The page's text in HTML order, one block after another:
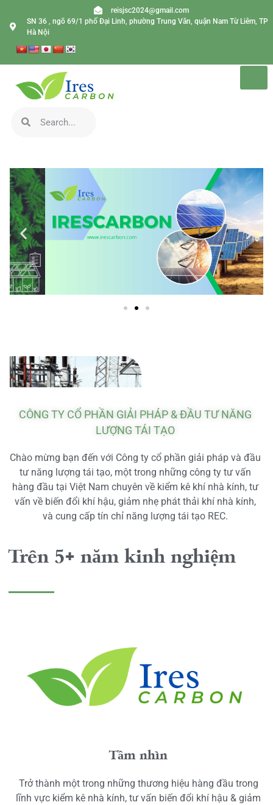
reisjsc2024@gmail.com
SN 36 , ngõ 69/1 phố Đại Linh, phường Trung Văn, quận Nam Từ Liêm, TP
Hà Nội
CÔNG TY CỔ PHẦN GIẢI PHÁP & ĐẦU TƯ NĂNG
LƯỢNG TÁI TẠO
Chào mừng bạn đến với Công ty cổ phần giải pháp và đầu
tư năng lượng tái tạo, một trong những công ty tư vấn
hàng đầu tại Việt Nam chuyên về kiểm kê khí nhà kính, tư
vấn về biến đổi khí hậu, giảm nhẹ phát thải khí nhà kính,
và cung cấp tín chỉ năng lượng tái tạo REC.
Trên 5+ năm kinh nghiệm
Tầm nhìn
Trở thành một trong những thương hiệu hàng đầu trong
lĩnh vực kiểm kê nhà kính, tư vấn biến đổi khí hậu & giảm